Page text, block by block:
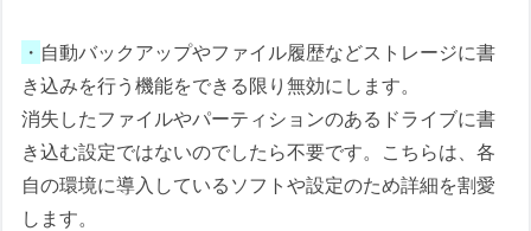
・ 自動バックアップやファイル履歴などストレージに書
き込みを行う機能をできる限り無効にします。
消失したファイルやパーティションのあるドライブに書
き込む設定ではないのでしたら不要です。こちらは、各
自の環境に導入しているソフトや設定のため詳細を割愛
します。